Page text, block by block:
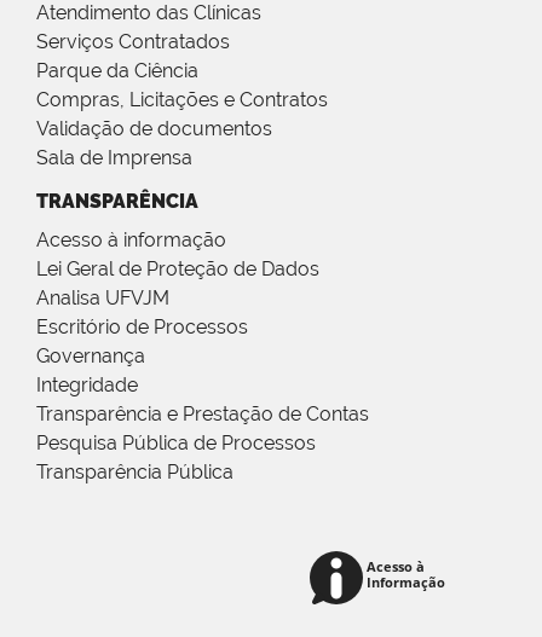
Atendimento das Clínicas
Serviços Contratados
Parque da Ciência
Compras, Licitações e Contratos
Validação de documentos
Sala de Imprensa
TRANSPARÊNCIA
Acesso à informação
Lei Geral de Proteção de Dados
Analisa UFVJM
Escritório de Processos
Governança
Integridade
Transparência e Prestação de Contas
Pesquisa Pública de Processos
Transparência Pública